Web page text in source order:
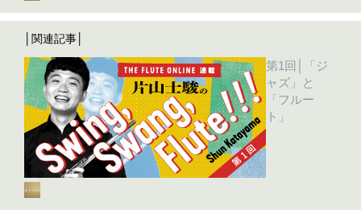
│関連記事│
第1回│「ジ
ャズ」と
「フルー
ト」